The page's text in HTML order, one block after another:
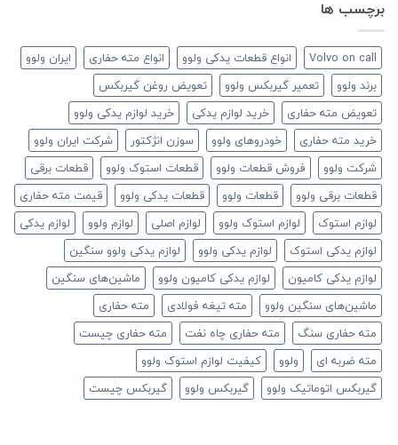
برچسب ها
Volvo on call انواع قطعات یدکی ولوو انواع مته حفاری
ایران ولوو
برند ولوو
تعمیر گیربکس ولوو
تعویض روغن گیربکس
تعویض مته حفاری
خرید لوازم یدکی
خرید لوازم یدکی ولوو
خرید مته حفاری
خودروهای ولوو سوزن انژکتور
شرکت ایران ولوو
شرکت ولوو
فروش قطعات ولوو قطعات استوک ولوو
قطعات برقی
قطعات برقی ولوو
قطعات ولوو قطعات یدکی ولوو
قیمت مته حفاری
لوازم استوک
لوازم استوک ولوو لوازم اصلی لوازم ولوو
لوازم یدکی
لوازم یدکی استوک
لوازم یدکی ولوو
لوازم یدکی ولوو سنگین
لوازم یدکی کامیون
لوازم یدکی کامیون ولوو
ماشین‌های سنگین
ماشین‌های سنگین ولوو
مته تیغه فولادی
مته حفاری
مته حفاری سنگ
مته حفاری چاه نفت
مته حفاری چیست
مته ضربه ای
ولوو
کیفیت لوازم استوک ولوو
گیربکس اتوماتیک ولوو
گیربکس ولوو گیربکس چیست